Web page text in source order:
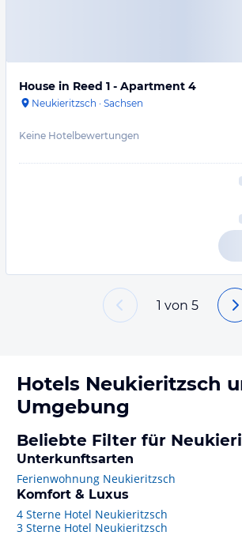
House in Reed 1 - Apartment 4
Neukieritzsch · Sachsen
Keine Hotelbewertungen
1 von 5
Hotels Neukieritzsch
Umgebung
Beliebte Filter für
Unterkunftsarten
Ferienwohnung Neukieritzsch
Komfort & Luxus
4 Sterne Hotel Neukieritzsch
3 Sterne Hotel Neukieritzsch